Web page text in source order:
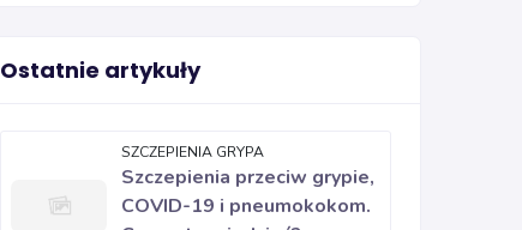
Ostatnie artykuły
SZCZEPIENIA GRYPA
Szczepienia przeciw grypie,
COVID-19 i pneumokokom.